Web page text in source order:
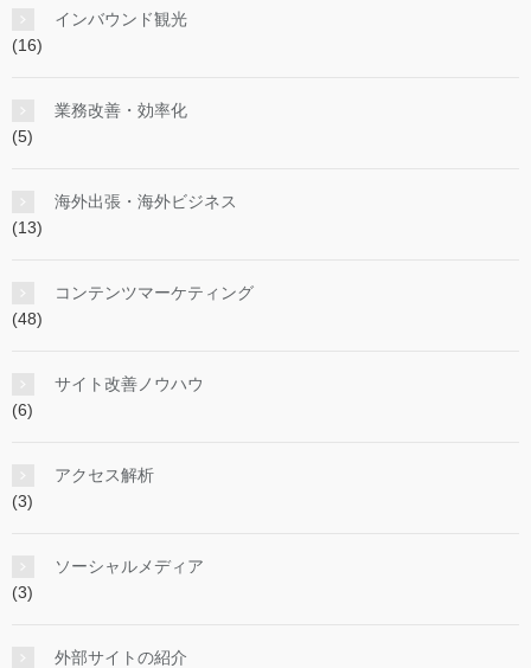
インバウンド観光
(16)
業務改善・効率化
(5)
海外出張・海外ビジネス
(13)
コンテンツマーケティング
(48)
サイト改善ノウハウ
(6)
アクセス解析
(3)
ソーシャルメディア
(3)
外部サイトの紹介